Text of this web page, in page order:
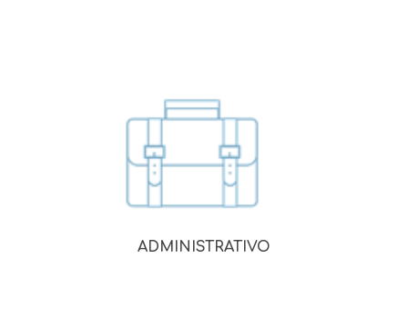
ADMINISTRATIVO